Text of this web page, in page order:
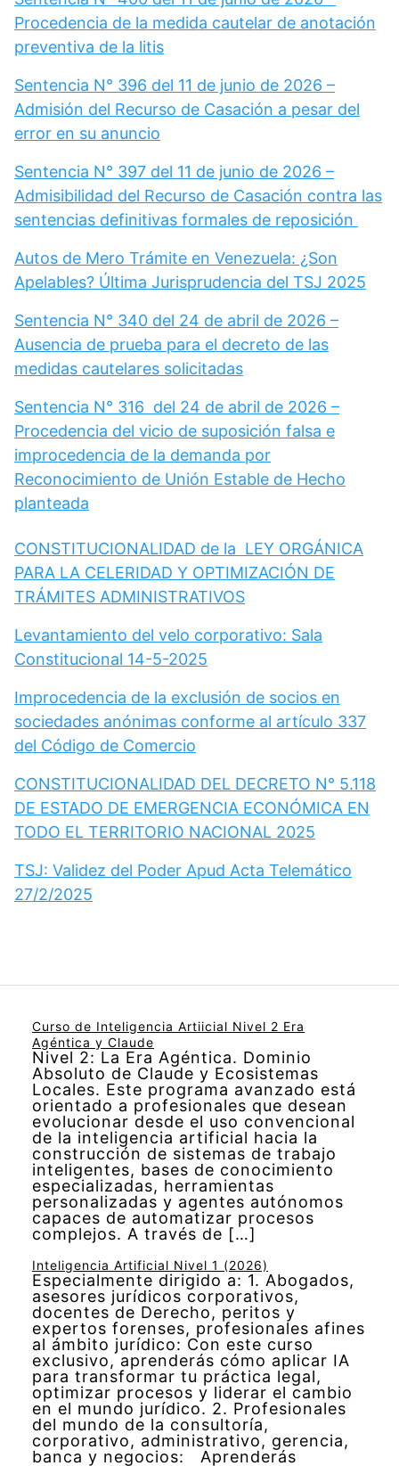
Procedencia de la medida cautelar de anotación
preventiva de la litis
Sentencia N° 396 del 11 de junio de 2026 –
Admisión del Recurso de Casación a pesar del
error en su anuncio
Sentencia N° 397 del 11 de junio de 2026 –
Admisibilidad del Recurso de Casación contra las
sentencias definitivas formales de reposición
Autos de Mero Trámite en Venezuela: ¿Son
Apelables? Última Jurisprudencia del TSJ 2025
Sentencia N° 340 del 24 de abril de 2026 –
Ausencia de prueba para el decreto de las
medidas cautelares solicitadas
Sentencia N° 316 del 24 de abril de 2026 –
Procedencia del vicio de suposición falsa e
improcedencia de la demanda por
Reconocimiento de Unión Estable de Hecho
planteada
CONSTITUCIONALIDAD de la LEY ORGÁNICA
PARA LA CELERIDAD Y OPTIMIZACIÓN DE
TRÁMITES ADMINISTRATIVOS
Levantamiento del velo corporativo: Sala
Constitucional 14-5-2025
Improcedencia de la exclusión de socios en
sociedades anónimas conforme al artículo 337
del Código de Comercio
CONSTITUCIONALIDAD DEL DECRETO N° 5.118
DE ESTADO DE EMERGENCIA ECONÓMICA EN
TODO EL TERRITORIO NACIONAL 2025
TSJ: Validez del Poder Apud Acta Telemático
27/2/2025
Curso de Inteligencia Artiicial Nivel 2 Era
Agéntica y Claude
Nivel 2: La Era Agéntica. Dominio
Absoluto de Claude y Ecosistemas
Locales. Este programa avanzado está
orientado a profesionales que desean
evolucionar desde el uso convencional
de la inteligencia artificial hacia la
construcción de sistemas de trabajo
inteligentes, bases de conocimiento
especializadas, herramientas
personalizadas y agentes autónomos
capaces de automatizar procesos
complejos. A través de […]
Inteligencia Artificial Nivel 1 (2026)
Especialmente dirigido a: 1. Abogados,
asesores jurídicos corporativos,
docentes de Derecho, peritos y
expertos forenses, profesionales afines
al ámbito jurídico: Con este curso
exclusivo, aprenderás cómo aplicar IA
para transformar tu práctica legal,
optimizar procesos y liderar el cambio
en el mundo jurídico. 2. Profesionales
del mundo de la consultoría,
corporativo, administrativo, gerencia,
banca y negocios: Aprenderás